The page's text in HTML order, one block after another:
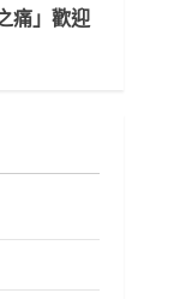
痛」歡迎